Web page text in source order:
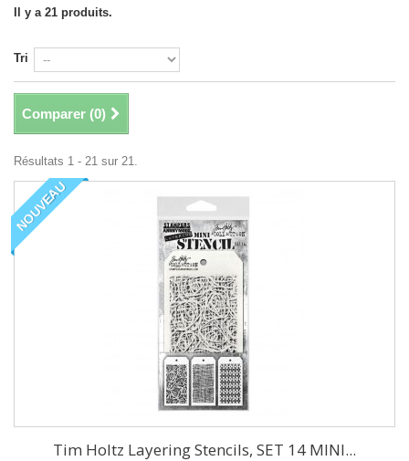
Il y a 21 produits.
Tri
Comparer (0)
Résultats 1 - 21 sur 21.
NOUVEAU
Tim Holtz Layering Stencils, SET 14 MINI...